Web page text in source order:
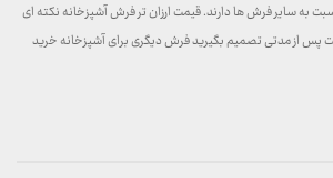
به سایر فرش ها دارند. قیمت ارزان تر فرش آشپزخانه نکته ای
پس از مدتی تصمیم بگیرید فرش دیگری برای آشپزخانه خرید